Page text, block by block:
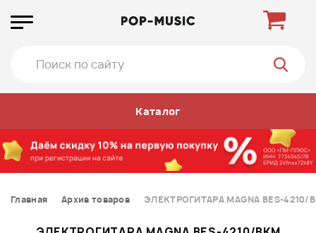
Каталог
Главная Архив товаров ЭЛЕКТРОГИТАРА MAGNA BES-4210/